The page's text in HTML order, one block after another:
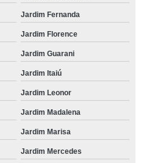
Jardim Fernanda
Jardim Florence
Jardim Guarani
Jardim Itaiú
Jardim Leonor
Jardim Madalena
Jardim Marisa
Jardim Mercedes